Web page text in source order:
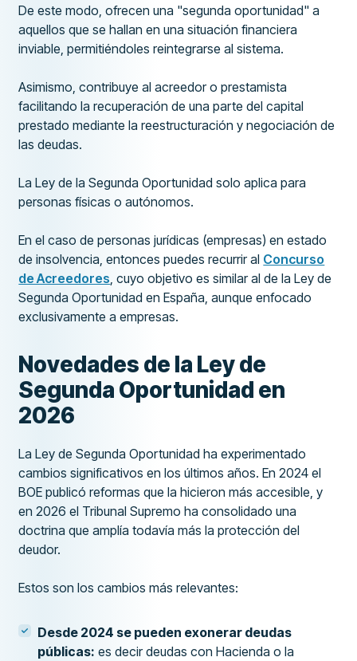
De este modo, ofrecen una "segunda oportunidad" a
aquellos que se hallan en una situación financiera
inviable, permitiéndoles reintegrarse al sistema.
Asimismo, contribuye al acreedor o prestamista
facilitando la recuperación de una parte del capital
prestado mediante la reestructuración y negociación de
las deudas.
La Ley de la Segunda Oportunidad solo aplica para
personas físicas o autónomos.
En el caso de personas jurídicas (empresas) en estado
de insolvencia, entonces puedes recurrir al Concurso
de Acreedores , cuyo objetivo es similar al de la Ley de
Segunda Oportunidad en España, aunque enfocado
exclusivamente a empresas.
Novedades de la Ley de
Segunda Oportunidad en
2026
La Ley de Segunda Oportunidad ha experimentado
cambios significativos en los últimos años. En 2024 el
BOE publicó reformas que la hicieron más accesible, y
en 2026 el Tribunal Supremo ha consolidado una
doctrina que amplía todavía más la protección del
deudor.
Estos son los cambios más relevantes:
Desde 2024 se pueden exonerar deudas
públicas: es decir deudas con Hacienda o la